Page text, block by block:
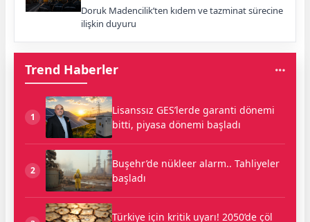
Doruk Madencilik’ten kıdem ve tazminat sürecine
ilişkin duyuru
Trend Haberler
1
Lisanssız GES’lerde garanti dönemi
bitti, piyasa dönemi başladı
2
Buşehr’de nükleer alarm.. Tahliyeler
başladı
Türkiye için kritik uyarı! 2050’de çöl